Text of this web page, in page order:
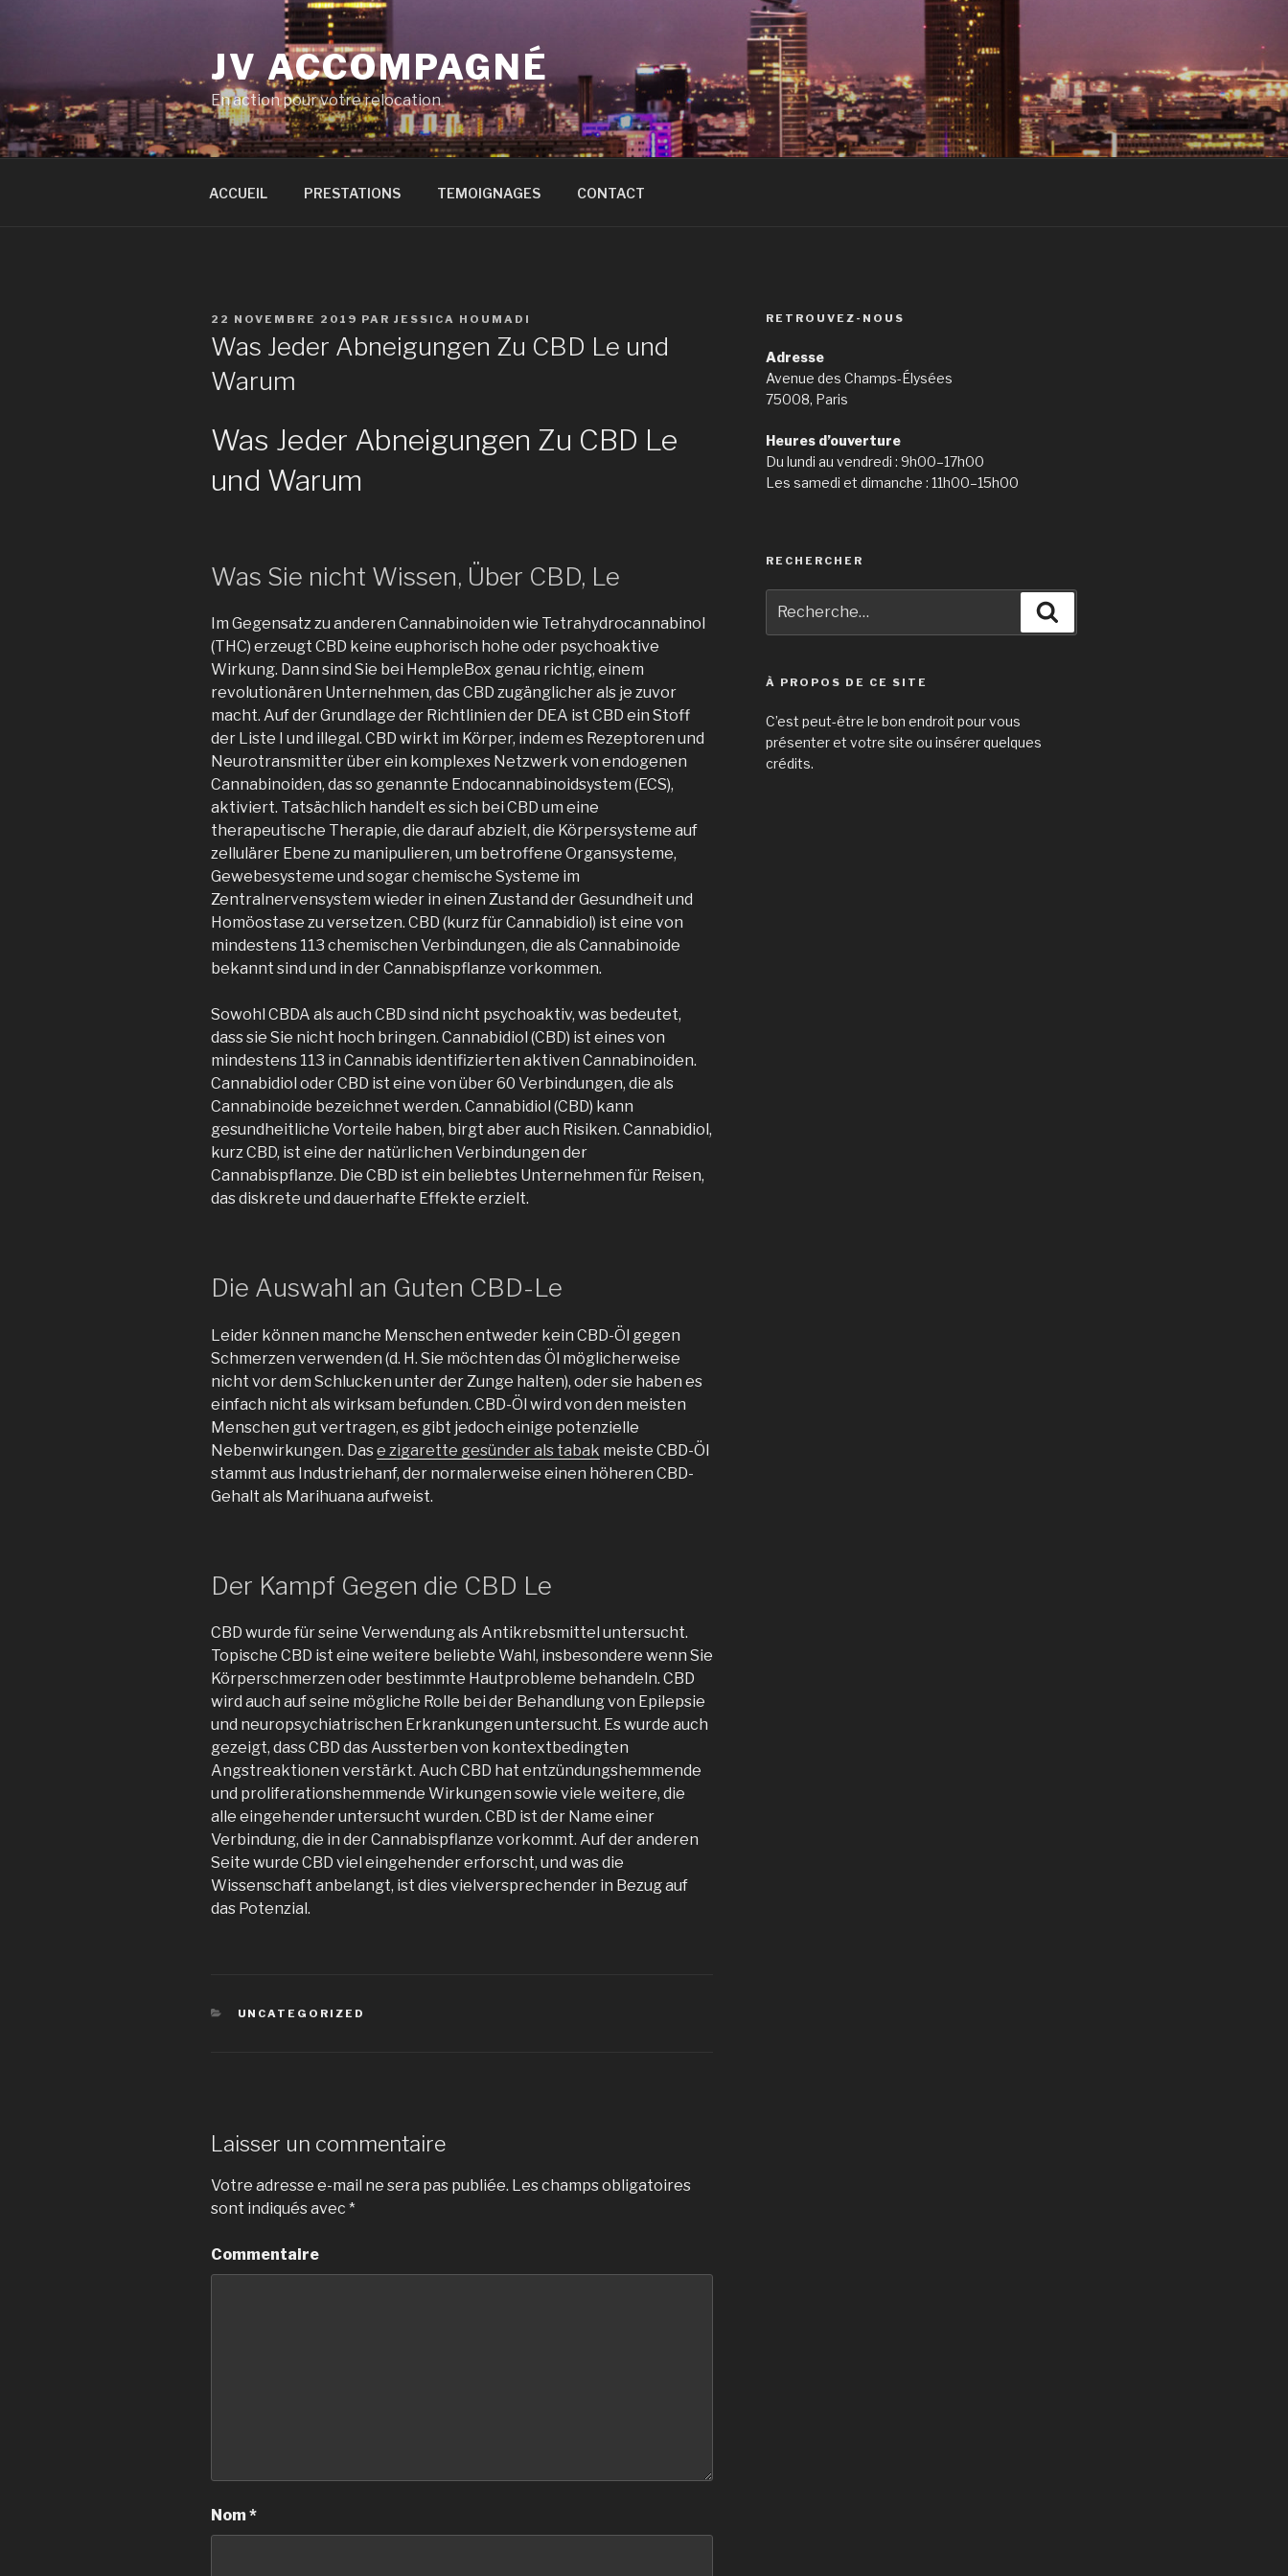
JV ACCOMPAGNÉ
En action pour votre relocation
ACCUEIL PRESTATIONS TEMOIGNAGES CONTACT
PUBLIÉ
LE
22 NOVEMBRE 2019 PAR JESSICA HOUMADI
Was Jeder Abneigungen Zu CBD Le und
Warum
Was Jeder Abneigungen Zu CBD Le
und Warum
Was Sie nicht Wissen, Über CBD, Le
Im Gegensatz zu anderen Cannabinoiden wie Tetrahydrocannabinol
(THC) erzeugt CBD keine euphorisch hohe oder psychoaktive
Wirkung. Dann sind Sie bei HempleBox genau richtig, einem
revolutionären Unternehmen, das CBD zugänglicher als je zuvor
macht. Auf der Grundlage der Richtlinien der DEA ist CBD ein Stoff
der Liste I und illegal. CBD wirkt im Körper, indem es Rezeptoren und
Neurotransmitter über ein komplexes Netzwerk von endogenen
Cannabinoiden, das so genannte Endocannabinoidsystem (ECS),
aktiviert. Tatsächlich handelt es sich bei CBD um eine
therapeutische Therapie, die darauf abzielt, die Körpersysteme auf
zellulärer Ebene zu manipulieren, um betroffene Organsysteme,
Gewebesysteme und sogar chemische Systeme im
Zentralnervensystem wieder in einen Zustand der Gesundheit und
Homöostase zu versetzen. CBD (kurz für Cannabidiol) ist eine von
mindestens 113 chemischen Verbindungen, die als Cannabinoide
bekannt sind und in der Cannabispflanze vorkommen.
Sowohl CBDA als auch CBD sind nicht psychoaktiv, was bedeutet,
dass sie Sie nicht hoch bringen. Cannabidiol (CBD) ist eines von
mindestens 113 in Cannabis identifizierten aktiven Cannabinoiden.
Cannabidiol oder CBD ist eine von über 60 Verbindungen, die als
Cannabinoide bezeichnet werden. Cannabidiol (CBD) kann
gesundheitliche Vorteile haben, birgt aber auch Risiken. Cannabidiol,
kurz CBD, ist eine der natürlichen Verbindungen der
Cannabispflanze. Die CBD ist ein beliebtes Unternehmen für Reisen,
das diskrete und dauerhafte Effekte erzielt.
Die Auswahl an Guten CBD-Le
Leider können manche Menschen entweder kein CBD-Öl gegen
Schmerzen verwenden (d. H. Sie möchten das Öl möglicherweise
nicht vor dem Schlucken unter der Zunge halten), oder sie haben es
einfach nicht als wirksam befunden. CBD-Öl wird von den meisten
Menschen gut vertragen, es gibt jedoch einige potenzielle
Nebenwirkungen. Dase zigarette gesünder als tabak meiste CBD-Öl
stammt aus Industriehanf, der normalerweise einen höheren CBD-
Gehalt als Marihuana aufweist.
Der Kampf Gegen die CBD Le
CBD wurde für seine Verwendung als Antikrebsmittel untersucht.
Topische CBD ist eine weitere beliebte Wahl, insbesondere wenn Sie
Körperschmerzen oder bestimmte Hautprobleme behandeln. CBD
wird auch auf seine mögliche Rolle bei der Behandlung von Epilepsie
und neuropsychiatrischen Erkrankungen untersucht. Es wurde auch
gezeigt, dass CBD das Aussterben von kontextbedingten
Angstreaktionen verstärkt. Auch CBD hat entzündungshemmende
und proliferationshemmende Wirkungen sowie viele weitere, die
alle eingehender untersucht wurden. CBD ist der Name einer
Verbindung, die in der Cannabispflanze vorkommt. Auf der anderen
Seite wurde CBD viel eingehender erforscht, und was die
Wissenschaft anbelangt, ist dies vielversprechender in Bezug auf
das Potenzial.
CATÉGORIES
UNCATEGORIZED
Laisser un commentaire
Votre adresse e-mail ne sera pas publiée. Les champs obligatoires
sont indiqués avec *
Commentaire
Nom*
RETROUVEZ-NOUS
Adresse
Avenue des Champs-Élysées
75008, Paris
Heures d’ouverture
Du lundi au vendredi : 9h00–17h00
Les samedi et dimanche : 11h00–15h00
RECHERCHER
pour
À PROPOS DE CE SITE
C’est peut-être le bon endroit pour vous
présenter et votre site ou insérer quelques
crédits.